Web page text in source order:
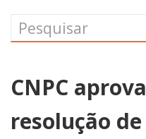
CNPC
resolução